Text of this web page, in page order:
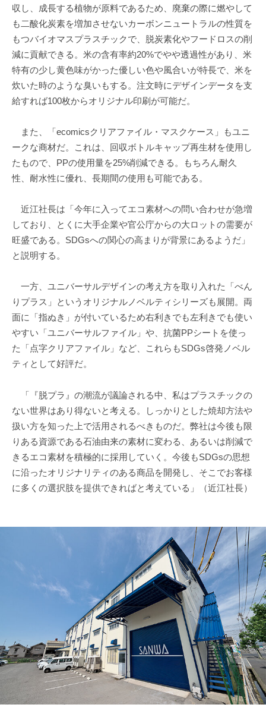
収し、成長する植物が原料であるため、廃棄の際に燃やして
も二酸化炭素を増加させないカーボンニュートラルの性質を
もつバイオマスプラスチックで、脱炭素化やフードロスの削
減に貢献できる。米の含有率約20%でやや透過性があり、米
特有の少し黄色味がかった優しい色や風合いが特長で、米を
炊いた時のような臭いもする。注文時にデザインデータを支
給すれば100枚からオリジナル印刷が可能だ。
また、「ecomicsクリアファイル・マスクケース」もユニ
ークな商材だ。これは、回収ボトルキャップ再生材を使用し
たもので、PPの使用量を25%削減できる。もちろん耐久
性、耐水性に優れ、長期間の使用も可能である。
近江社長は「今年に入ってエコ素材への問い合わせが急増
しており、とくに大手企業や官公庁からの大ロットの需要が
旺盛である。SDGsへの関心の高まりが背景にあるようだ」
と説明する。
一方、ユニバーサルデザインの考え方を取り入れた「べん
りプラス」というオリジナルノベルティシリーズも展開。両
面に「指ぬき」が付いているため右利きでも左利きでも使い
やすい「ユニバーサルファイル」や、抗菌PPシートを使っ
た「点字クリアファイル」など、これらもSDGs啓発ノベル
ティとして好評だ。
「『脱プラ』の潮流が議論される中、私はプラスチックの
ない世界はあり得ないと考える。しっかりとした焼却方法や
扱い方を知った上で活用されるべきものだ。弊社は今後も限
りある資源である石油由来の素材に変わる、あるいは削減で
きるエコ素材を積極的に採用していく。今後もSDGsの思想
に沿ったオリジナリティのある商品を開発し、そこでお客様
に多くの選択肢を提供できればと考えている」（近江社長）